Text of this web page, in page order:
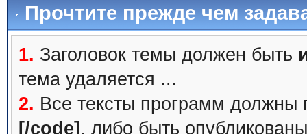
Прочтите прежде чем
1. Заголовок темы должен быть
тема удаляется ...
2. Все тексты программ должны
[/code] , либо быть